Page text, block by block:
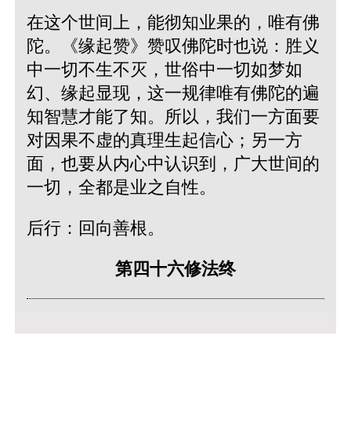
在这个世间上，能彻知业果的，唯有佛
陀。《缘起赞》赞叹佛陀时也说：胜义
中一切不生不灭，世俗中一切如梦如
幻、缘起显现，这一规律唯有佛陀的遍
知智慧才能了知。所以，我们一方面要
对因果不虚的真理生起信心；另一方
面，也要从内心中认识到，广大世间的
一切，全都是业之自性。
后行：回向善根。
第四十六修法终